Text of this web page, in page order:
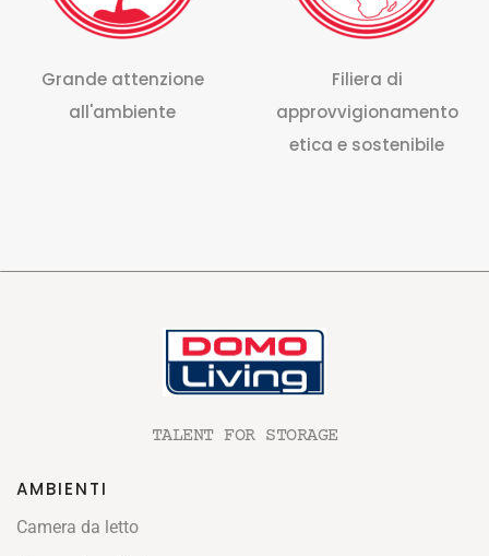
Grande attenzione
all'ambiente
Filiera di
approvvigionamento
etica e sostenibile
TALENT FOR STORAGE
AMBIENTI
Camera da letto